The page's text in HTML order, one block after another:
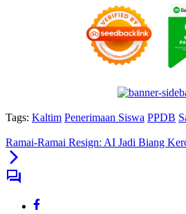
Tags: Kaltim Penerimaan Siswa PPDB
Ramai-Ramai Resign: AI Jadi Biang